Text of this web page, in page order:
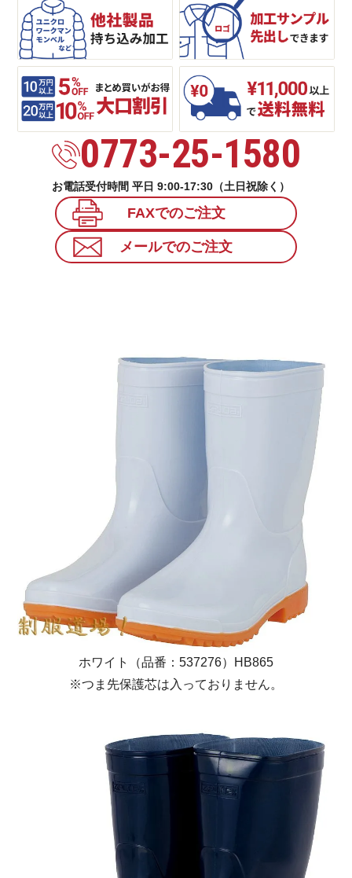
0773-25-1580
お電話受付時間 平日 9:00-17:30（土日祝除く）
FAXでのご注文
メールでのご注文
ホワイト（品番：537276）HB865
※つま先保護芯は入っておりません。